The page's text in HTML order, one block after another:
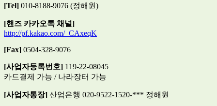
[Tel] 010-8188-9076 (정해원)
[핸즈 카카오톡 채널]
http://pf.kakao.com/_CAxeqK
[Fax] 0504-328-9076
[사업자등록번호] 119-22-08045
카드결제 가능 / 나라장터 가능
[사업자통장] 산업은행 020-9522-1520-*** 정해원